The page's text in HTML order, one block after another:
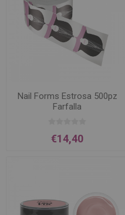
Nail Forms Estrosa 500pz
Farfalla
€14,40